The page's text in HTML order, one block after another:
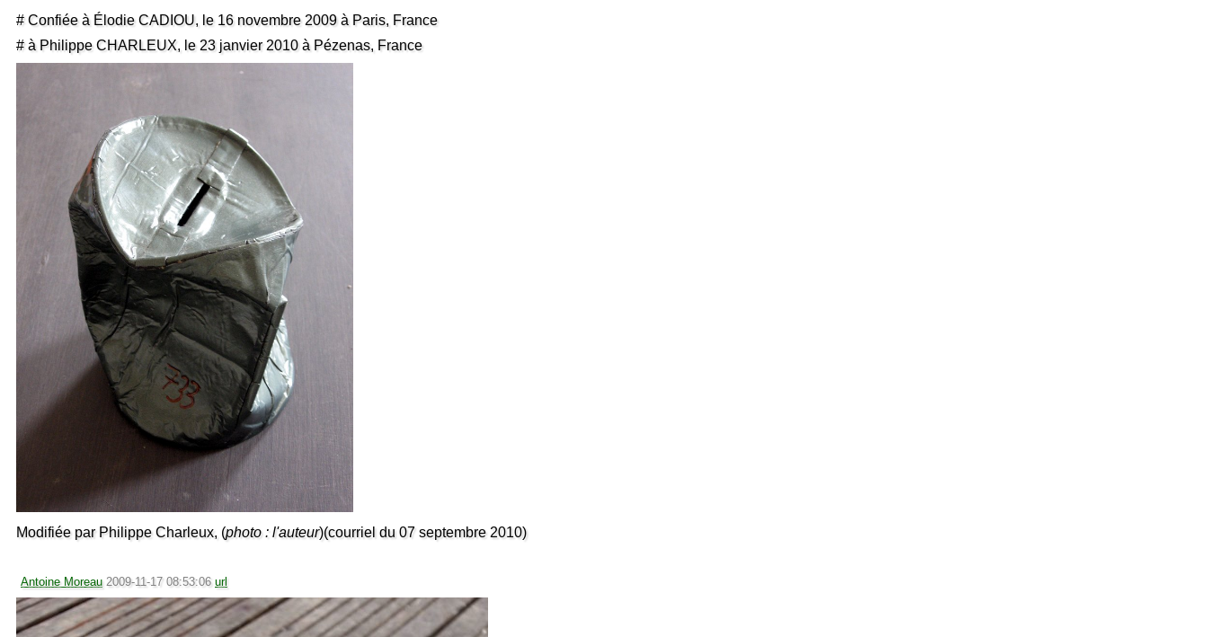
# Confiée à Élodie CADIOU, le 16 novembre 2009 à Paris, France
# à Philippe CHARLEUX, le 23 janvier 2010 à Pézenas, France
Modifiée par Philippe Charleux, (photo : l'auteur)(courriel du 07 septembre 2010)
Antoine Moreau 2009-11-17 08:53:06 url